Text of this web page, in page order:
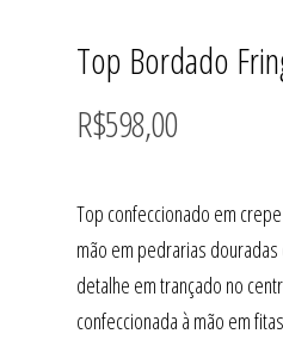
Top Bordado
R$598,00
Top confeccionado em
mão em pedrarias
detalhe em trançado no
confeccionada à mão em